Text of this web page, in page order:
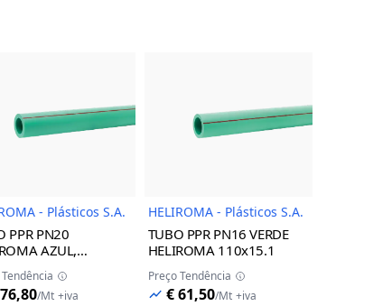
Imagem do Produto
- Plásticos S.A.
PPR PN20
AZUL,
/Mt +iva
Imagem do Produto
HELIROMA - Plásticos S.A.
TUBO PPR PN16 VERDE
HELIROMA 110x15.1
Preço Tendência
€ 61,50/Mt +iva